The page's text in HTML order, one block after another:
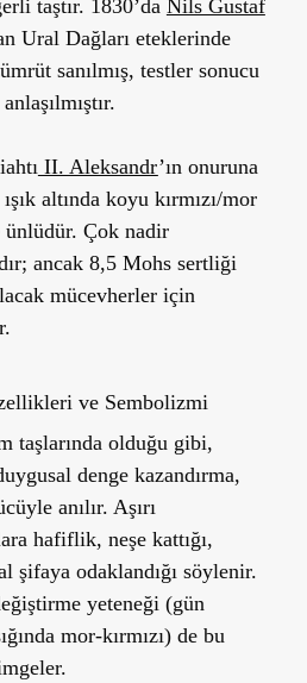
taştır. 1830’da Nils Gustaf
Ural Dağları eteklerinde
sanılmış, testler sonucu
II. Aleksandr’ın onuruna
altında koyu kırmızı/mor
ünlüdür. Çok nadir
ancak 8,5 Mohs sertliği
mücevherler için
ve Sembolizmi
taşlarında olduğu gibi,
denge kazandırma,
anılır. Aşırı
hafiflik, neşe kattığı,
şifaya odaklandığı söylenir.
yeteneği (gün
mor-kırmızı) de bu